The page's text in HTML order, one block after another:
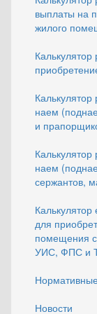
выплаты на
жилого
наем
и
наем
сержантов,
для
помещения
УИС, ФПС и
Новости